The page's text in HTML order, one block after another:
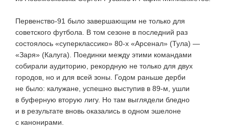
Первенство-91 было завершающим не только для
советского футбола. В том сезоне в последний раз
состоялось «суперклассико» 80-х «Арсенал» (Тула) —
«Заря» (Калуга). Поединки между этими командами
собирали аудиторию, рекордную не только для двух
городов, но и для всей зоны. Годом раньше дерби
не было: калужане, успешно выступив в 89-м , ушли
в буферную вторую лигу. Но там выглядели бледно
и в результате вновь оказались в одном эшелоне
с канонирами.